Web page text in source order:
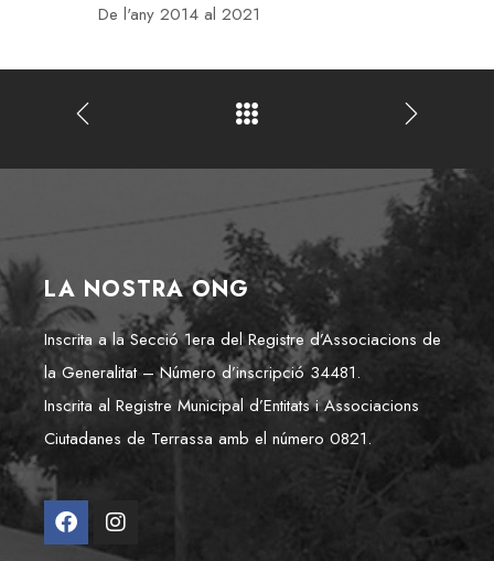
De l'any 2014 al 2021
LA NOSTRA ONG
Inscrita a la Secció 1era del Registre d’Associacions de
la Generalitat – Número d’inscripció 34481.
Inscrita al Registre Municipal d’Entitats i Associacions
Ciutadanes de Terrassa amb el número 0821.